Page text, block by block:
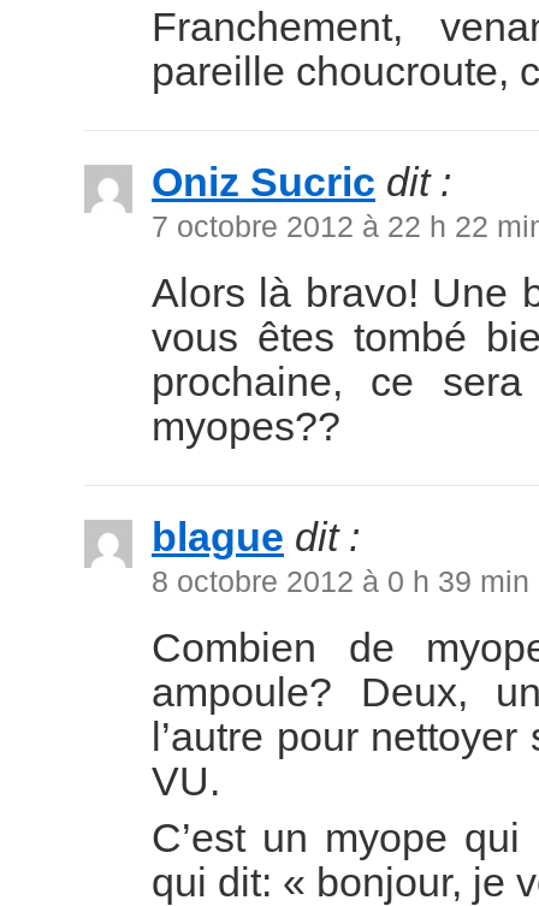
Franchement,
pareille choucroute,
Oniz Sucric dit :
7 octobre 2012 à 22 h 22
Alors là bravo! Une
vous êtes tombé
prochaine, ce
myopes??
blague dit :
8 octobre 2012 à 0 h 39 min
Combien de
ampoule? Deux,
l’autre pour
VU.
C’est un myope
qui dit: « bonjour, je